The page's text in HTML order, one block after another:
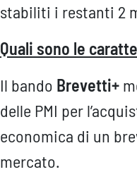
stabiliti i restanti 2
Quali sono le
Il bando Brevetti+
delle PMI per
economica di un
mercato.